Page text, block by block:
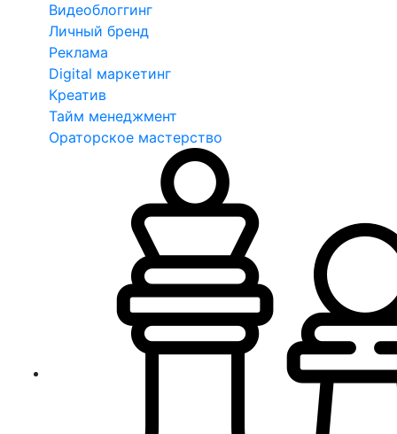
Видеоблоггинг
Личный бренд
Реклама
Digital маркетинг
Креатив
Тайм менеджмент
Ораторское мастерство